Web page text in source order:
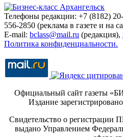
Телефоны редакции: +7 (8182)
556-2850 (реклама в газете и на
E-mail: bclass@mail.ru (редакция),
Политика конфиденциальности.
Официальный сайт газеты
Издание
Свидетельство о регистрации
выдано Управлением